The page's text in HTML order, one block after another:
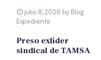
julio 8, 2026 by Blog
Expediente
Preso exlíder
sindical de TAMSA